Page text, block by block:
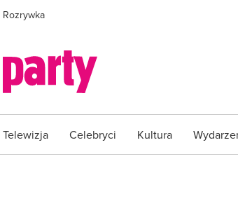
Rozrywka
Telewizja Celebryci Kultura